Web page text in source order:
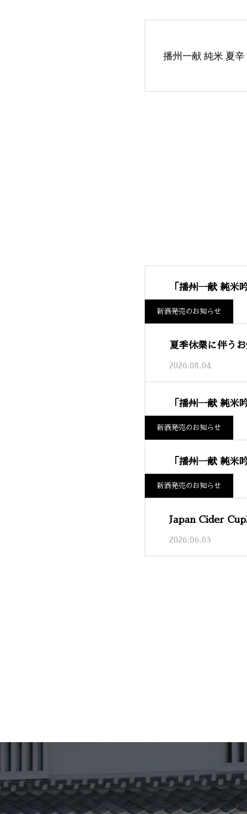
播州一献 純米 夏
新酒発売のお知らせ
「播州一献 純米
2026.08.06
夏季休業に伴う
2026.08.04
新酒発売のお知らせ
「播州一献 純米
2026.07.09
新酒発売のお知らせ
「播州一献 純米
2026.06.08
Japan Cider
2026.06.03